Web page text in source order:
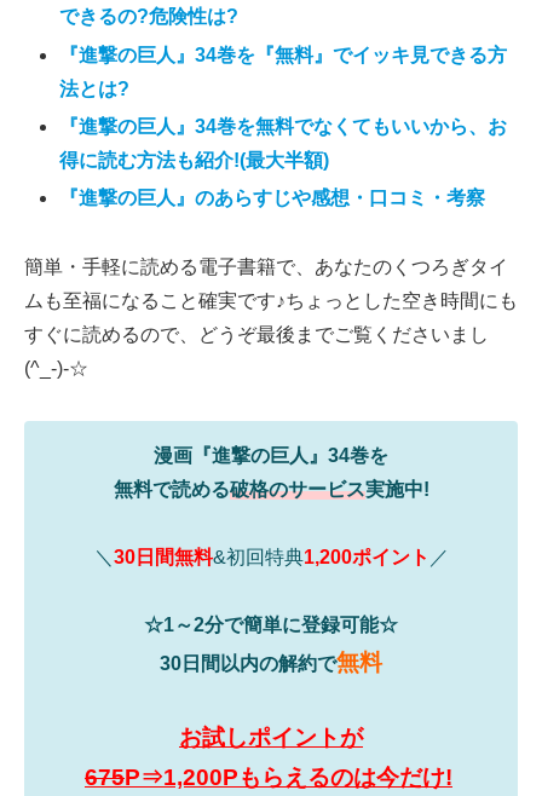
できるの?危険性は?
『進撃の巨人』34巻を『無料』でイッキ見できる方
法とは?
『進撃の巨人』34巻を無料でなくてもいいから、お
得に読む方法も紹介!(最大半額)
『進撃の巨人』のあらすじや感想・口コミ・考察
簡単・手軽に読める電子書籍で、あなたのくつろぎタイ
ムも至福になること確実です♪ちょっとした空き時間にも
すぐに読めるので、どうぞ最後までご覧くださいまし
(^_-)-☆
漫画『進撃の巨人』34巻を
無料で読める破格のサービス実施中!
＼ 30日間無料&初回特典1,200ポイント ／
☆1～2分で簡単に登録可能☆
30日間以内の解約で無料
お試しポイントが
675P⇒1,200Pもらえるのは今だけ!